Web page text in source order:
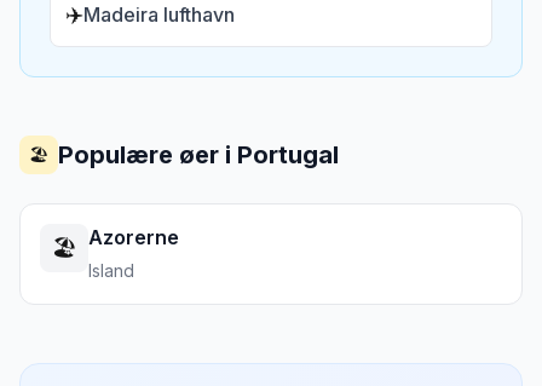
✈️Madeira lufthavn
🏖️ Populære øer i Portugal
🏖️ Azorerne
Island